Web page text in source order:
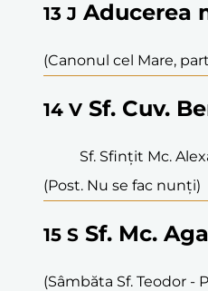
13 J Aducerea
(Canonul cel Mare,
14 V Sf. Cuv.
Sf. Sfințit Mc.
(Post. Nu se fac nunți)
15 S Sf. Mc.
(Sâmbăta Sf. Teodor -